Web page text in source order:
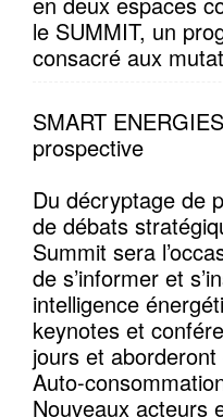
le SUMMIT, un
consacré aux
SMART
prospective
Du décryptage de
de débats
Summit sera
de s’informer et
intelligence
keynotes et
jours et
Auto-
Nouveaux acteurs